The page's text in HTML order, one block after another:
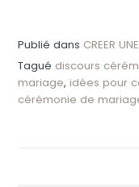
Publié dans CREER
Tagué discours
mariage,idées pour
cérémonie de